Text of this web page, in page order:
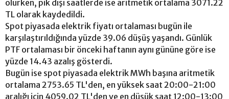
olurken, pik dışı saatlerde ise aritmetik ortalama 3071.22
TL olarak kaydedildi.
Spot piyasada elektrik fiyatı ortalaması bugün ile
karşılaştırıldığında yüzde 39.06 düşüş yaşandı. Günlük
PTF ortalaması bir önceki haftanın aynı gününe göre ise
yüzde 14.43 azalış gösterdi.
Bugün ise spot piyasada elektrik MWh başına aritmetik
ortalama 2753.65 TL'den, en yüksek saat 20:00-21:00
aralığı için 4059.02 TL'den ve en düşük saat 12:00-13:00